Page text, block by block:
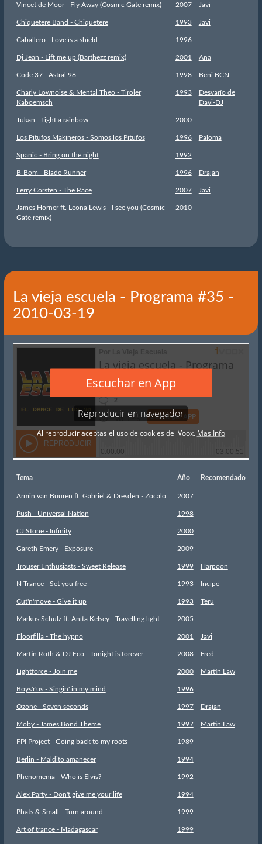
Vincet de Moor - Fly Away (Cosmic Gate remix) 2007 Javi
Chiquetere Band - Chiquetere 1993 Javi
Caballero - Love is a shield 1996
Dj Jean - Lift me up (Barthezz remix) 2001 Ana
Code 37 - Astral 98 1998 Beni BCN
Charly Lownoise & Mental Theo - Tiroler
Kaboemsch
1993
Desvarío de
Davi-DJ
Tukan - Light a rainbow 2000
Los Pitufos Makineros - Somos los Pitufos 1996 Paloma
Spanic - Bring on the night 1992
B-Bom - Blade Runner 1996 Drajan
Ferry Corsten - The Race 2007 Javi
James Horner ft. Leona Lewis - I see you (Cosmic
Gate remix)
2010
La vieja escuela - Programa #35 -
2010-03-19
Tema Año Recomendado
Armin van Buuren ft. Gabriel & Dresden - Zocalo 2007
Push - Universal Nation 1998
CJ Stone - Infinity 2000
Gareth Emery - Exposure 2009
Trouser Enthusiasts - Sweet Release 1999 Harpoon
N-Trance - Set you free 1993 Incipe
Cut'n'move - Give it up 1993 Teru
Markus Schulz ft. Anita Kelsey - Travelling light 2005
Floorfilla - The hypno 2001 Javi
Martin Roth & DJ Eco - Tonight is forever 2008 Fred
Lightforce - Join me 2000 Martin Law
Boys'r'us - Singin' in my mind 1996
Ozone - Seven seconds 1997 Drajan
Moby - James Bond Theme 1997 Martin Law
FPI Project - Going back to my roots 1989
Berlin - Maldito amanecer 1994
Phenomenia - Who is Elvis? 1992
Alex Party - Don't give me your life 1994
Phats & Small - Turn around 1999
Art of trance - Madagascar 1999